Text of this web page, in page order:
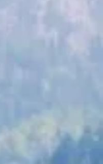
setores) (19/Mai)